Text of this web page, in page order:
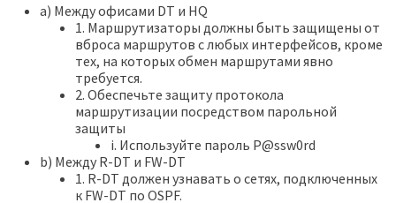
a) Между офисами DT и HQ
1. Маршрутизаторы должны быть защищены от
вброса маршрутов с любых интерфейсов, кроме
тех, на которых обмен маршрутами явно
требуется.
2. Обеспечьте защиту протокола
маршрутизации посредством парольной
защиты
i. Используйте пароль P@ssw0rd
b) Между R-DT и FW-DT
1. R-DT должен узнавать о сетях, подключенных
к FW-DT по OSPF.